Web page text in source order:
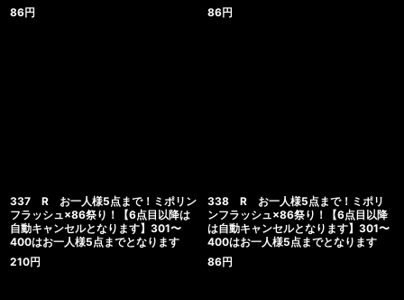
86円
86円
337 R お一人様5点まで！ミポリン
フラッシュ×86祭り！【6点目以降は
自動キャンセルとなります】301〜
400はお一人様5点までとなります
210円
338 R お一人様5点まで！ミポリ
ンフラッシュ×86祭り！【6点目以降
は自動キャンセルとなります】301〜
400はお一人様5点までとなります
86円